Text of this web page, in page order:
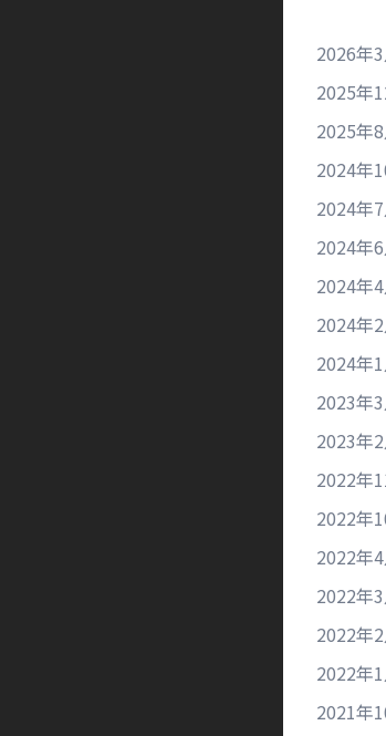
2026年
2025年
2025年
2024年
2024年
2024年
2024年
2024年
2024年
2023年
2023年
2022年
2022年
2022年
2022年
2022年
2022年
2021年